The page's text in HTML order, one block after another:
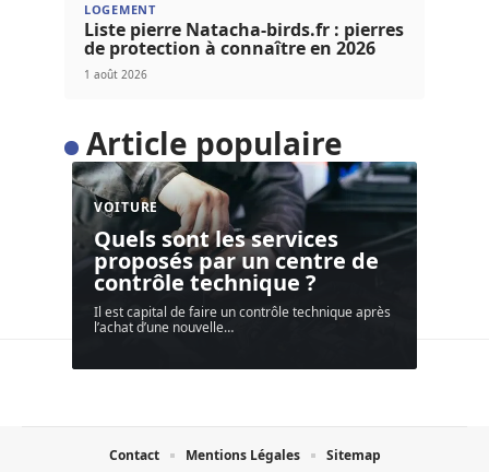
LOGEMENT
Liste pierre Natacha-birds.fr : pierres
de protection à connaître en 2026
1 août 2026
Article populaire
VOITURE
Quels sont les services
proposés par un centre de
contrôle technique ?
Il est capital de faire un contrôle technique après
l’achat d’une nouvelle…
Contact Mentions Légales Sitemap